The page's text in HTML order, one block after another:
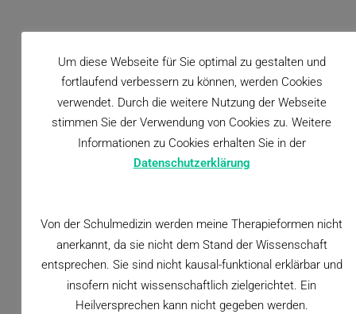
Zum kompletten Beschwerdekompass
JETZT TERMIN VEREINBAREN
Um diese Webseite für Sie optimal zu gestalten und
fortlaufend verbessern zu können, werden Cookies
verwendet. Durch die weitere Nutzung der Webseite
stimmen Sie der Verwendung von Cookies zu. Weitere
Informationen zu Cookies erhalten Sie in der
Datenschutzerklärung
Von der Schulmedizin werden meine Therapieformen nicht
anerkannt, da sie nicht dem Stand der Wissenschaft
entsprechen. Sie sind nicht kausal-funktional erklärbar und
insofern nicht wissenschaftlich zielgerichtet. Ein
Heilversprechen kann nicht gegeben werden.